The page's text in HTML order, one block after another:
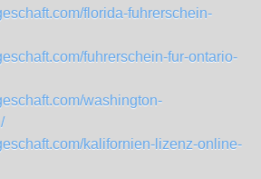
florida-fuhrerschein-
fuhrerschein-fur-ontario-
washington-
kalifornien-lizenz-online-